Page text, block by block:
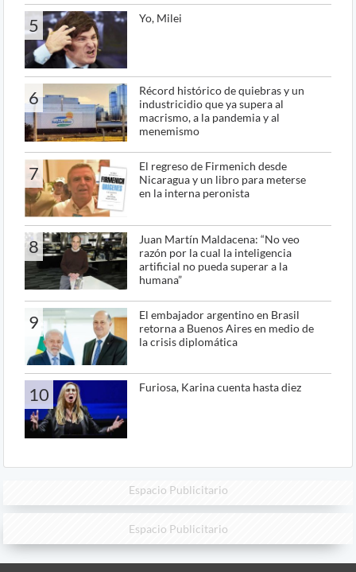
5 Yo, Milei
6
Récord histórico de quiebras y un
industricidio que ya supera al
macrismo, a la pandemia y al
menemismo
7
El regreso de Firmenich desde
Nicaragua y un libro para meterse
en la interna peronista
8
Juan Martín Maldacena: “No veo
razón por la cual la inteligencia
artificial no pueda superar a la
humana”
9
El embajador argentino en Brasil
retorna a Buenos Aires en medio de
la crisis diplomática
10 Furiosa, Karina cuenta hasta diez
Espacio Publicitario
Espacio Publicitario